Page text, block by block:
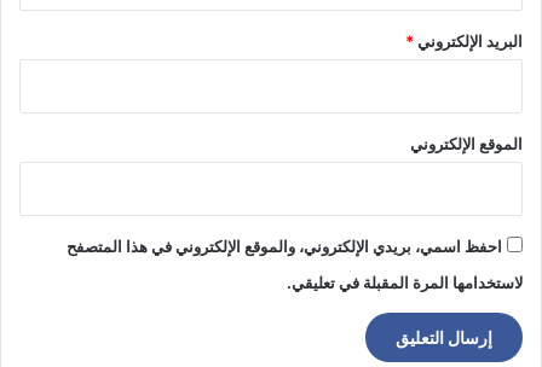
البريد الإلكتروني*
الموقع الإلكتروني
احفظ اسمي، بريدي الإلكتروني، والموقع الإلكتروني في هذا المتصفح
لاستخدامها المرة المقبلة في تعليقي.